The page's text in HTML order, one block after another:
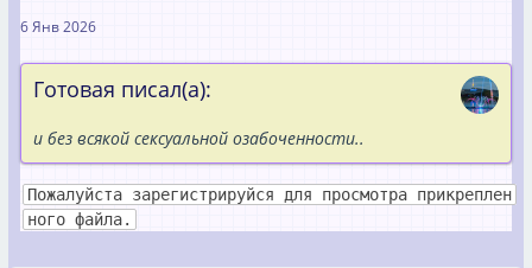
6 Янв 2026
Готовая писал(а):
и без всякой сексуальной озабоченности..
Пожалуйста зарегистрируйся для просмотра прикреплен
ного файла.